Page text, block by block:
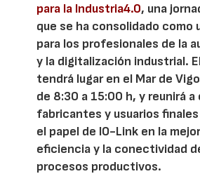
para la Industria4.0, una
que se ha consolidado como
para los profesionales de la
y la digitalización industrial.
tendrá lugar en el Mar de
de 8:30 a 15:00 h, y reunirá
fabricantes y usuarios
el papel de IO-Link en la
eficiencia y la conectividad
procesos productivos.